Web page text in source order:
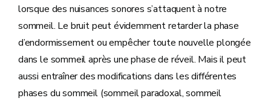
lorsque des nuisances sonores s’attaquent à notre
sommeil. Le bruit peut évidemment retarder la phase
d’endormissement ou empêcher toute nouvelle plongée
dans le sommeil après une phase de réveil. Mais il peut
aussi entraîner des modifications dans les différentes
phases du sommeil (sommeil paradoxal, sommeil